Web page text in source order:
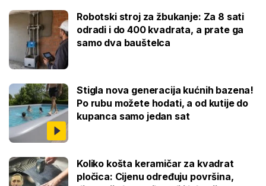
Robotski stroj za žbukanje: Za 8 sati
odradi i do 400 kvadrata, a prate ga
samo dva bauštelca
Stigla nova generacija kućnih bazena!
Po rubu možete hodati, a od kutije do
kupanca samo jedan sat
Koliko košta keramičar za kvadrat
pločica: Cijenu određuju površina,